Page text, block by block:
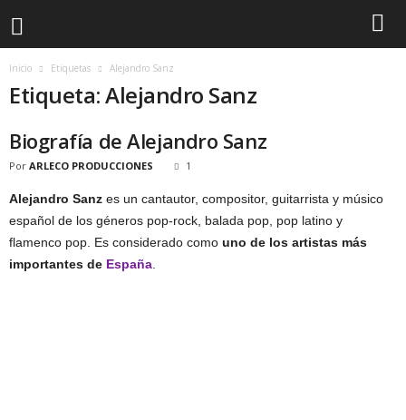
Inicio Etiquetas Alejandro Sanz
Etiqueta: Alejandro Sanz
Biografía de Alejandro Sanz
Por ARLECO PRODUCCIONES 1
Alejandro Sanz es un cantautor, compositor, guitarrista y músico
español de los géneros pop-rock, balada pop, pop latino y
flamenco pop. Es considerado como uno de los artistas más
importantes de España